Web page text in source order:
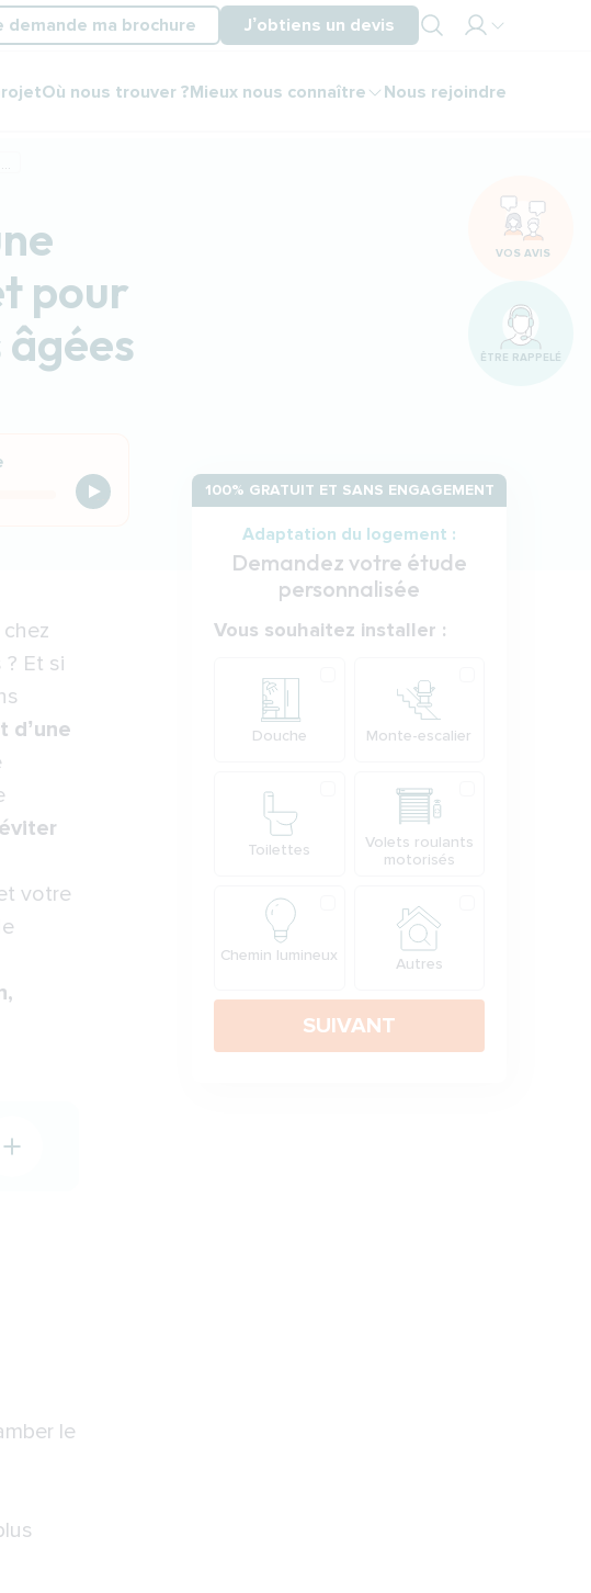
demande ma brochure
J’obtiens un devis
espace
Où nous trouver ?Mieux nous connaître Nous rejoindre
...
pour
… 100% GRATUIT ET SANS ENGAGEMENT
Adaptation du logement :
Demandez votre étude
personnalisée
Votre demande
Vous souhaitez installer :
Produit
Douche
Toilettes
Chemin lumineux
Monte-escalier
Volets roulants
motorisés
Autres
SUIVANT
Et si
d’une
votre
le
VOS AVIS
ÊTRE RAPPELÉ